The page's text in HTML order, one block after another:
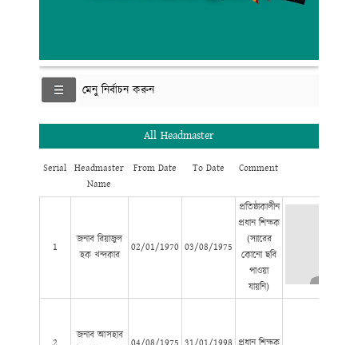
মেনু নির্বাচন করুন
All Headmaster
Serial Headmaster
Name
From Date To Date Comment
1
জনাব রিয়াজুল
হক খন্দকার
02/01/1970 03/08/1975
প্রতিষ্ঠাকালীন
প্রধান শিক্ষক
(স্যারের
কোনো ছবি
পাওয়া
যায়নি)
জনাব আসহাব